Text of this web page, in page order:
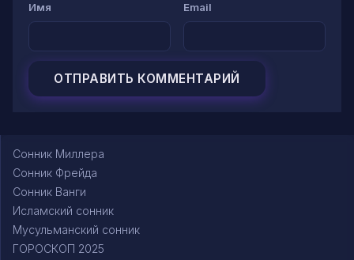
Имя Email
Сонник Миллера
Сонник Фрейда
Сонник Ванги
Исламский сонник
Мусульманский сонник
ГОРОСКОП 2025